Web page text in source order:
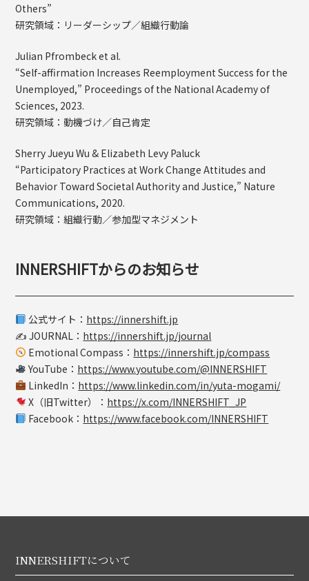
Others”
研究領域：リーダーシップ／組織行動論
Julian Pfrombeck et al.
“Self-affirmation Increases Reemployment Success for the
Unemployed,” Proceedings of the National Academy of
Sciences, 2023.
研究領域：動機づけ／自己肯定
Sherry Jueyu Wu & Elizabeth Levy Paluck
“Participatory Practices at Work Change Attitudes and
Behavior Toward Societal Authority and Justice,” Nature
Communications, 2020.
研究領域：組織行動／参加型マネジメント
INNERSHIFTからのお知らせ
公式サイト： https://innershift.jp
✍️ JOURNAL： https://innershift.jp/journal
Emotional Compass： https://innershift.jp/compass
YouTube： https://www.youtube.com/@INNERSHIFT
LinkedIn： https://www.linkedin.com/in/yuta-mogami/
X（旧Twitter）： https://x.com/INNERSHIFT_JP
Facebook： https://www.facebook.com/INNERSHIFT
INNERSHIFTについて